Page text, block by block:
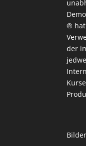
® hat
der